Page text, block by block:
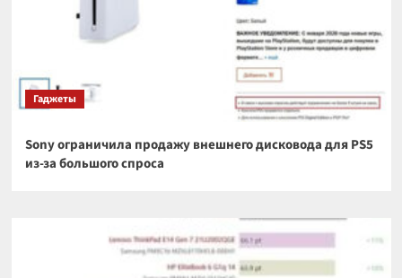
Гаджеты
Sony ограничила продажу внешнего дисковода для PS5
из-за большого спроса